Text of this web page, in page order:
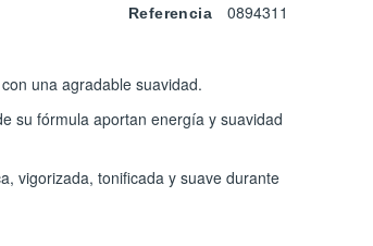
Referencia 0894311
una agradable suavidad.
su fórmula aportan energía y suavidad
vigorizada, tonificada y suave durante